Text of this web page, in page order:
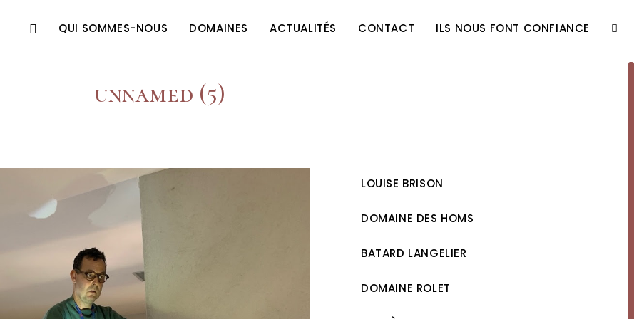
QUI SOMMES-NOUS DOMAINES ACTUALITÉS CONTACT ILS NOUS FONT CONFIANCE
unnamed (5)
LOUISE BRISON
DOMAINE DES HOMS
BATARD LANGELIER
DOMAINE ROLET